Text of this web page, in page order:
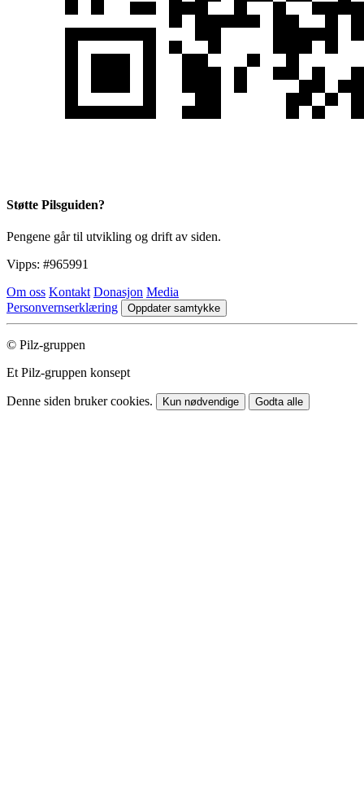
Støtte Pilsguiden?
Pengene går til utvikling og drift av siden.
Vipps: #965991
Om oss Kontakt Donasjon Media
Personvernserklæring
Oppdater samtykke
© Pilz-gruppen
Et Pilz-gruppen konsept
Denne siden bruker cookies. Kun nødvendige Godta alle